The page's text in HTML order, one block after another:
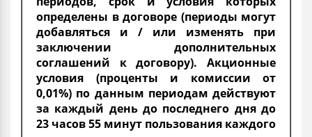
определены в договоре (периоды могут
добавляться и / или изменять при
заключении дополнительных
соглашений к договору). Акционные
условия (проценты и комиссии от
0,01%) по данным периодам действуют
за каждый день до последнего дня до
23 часов 55 минут пользования каждого